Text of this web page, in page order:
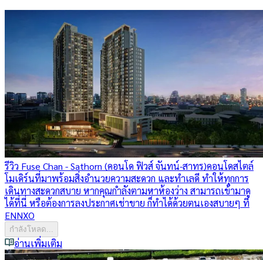
รีวิว Fuse Chan - Sathorn (คอนโด ฟิวส์ จันทน์-สาทร)คอนโดสไตล์
โมเดิร์นที่มาพร้อมสิ่งอำนวยความสะดวก และทำเลดี ทำให้ทุกการ
เดินทางสะดวกสบาย หากคุณกำลังตามหาห้องว่าง สามารถเข้ามาดู
ได้ที่นี่ หรือต้องการลงประกาศเช่าขาย ก็ทำได้ด้วยตนเองสบายๆ ที่
ENNXO
กำลังโหลด...
อ่านเพิ่มเติม